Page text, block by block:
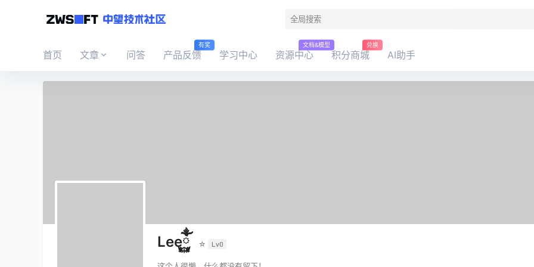
首页 文章 问答 产品反馈
有奖
学习中心 资源中心
文档&模型
积分商城
兑换
AI助手
Leeོྂཾ࿆ ☆ Lv0